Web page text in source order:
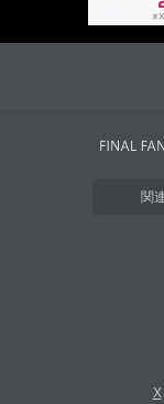
関
X